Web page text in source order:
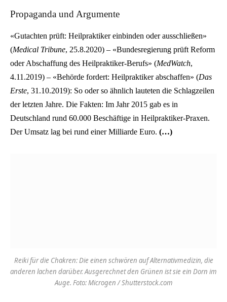
Propaganda und Argumente
«Gutachten prüft: Heilpraktiker einbinden oder ausschließen»
(Medical Tribune, 25.8.2020) – «Bundesregierung prüft Reform
oder Abschaffung des Heilpraktiker-Berufs» (MedWatch,
4.11.2019) – «Behörde fordert: Heilpraktiker abschaffen» (Das
Erste, 31.10.2019): So oder so ähnlich lauteten die Schlagzeilen
der letzten Jahre. Die Fakten: Im Jahr 2015 gab es in
Deutschland rund 60.000 Beschäftige in Heilpraktiker-Praxen.
Der Umsatz lag bei rund einer Milliarde Euro. (…)
Reiki für die Chakren: Die einen schwören auf Alternativmedizin, die
anderen lachen darüber. Ausgerechnet den Grünen ist sie ein Dorn im
Auge. Foto: Microgen / Shutterstock.com